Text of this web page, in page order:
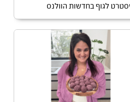
לגוף בחדשות הוולנס